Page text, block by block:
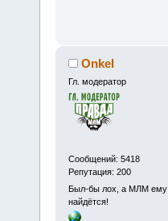
Onkel
Гл. модератор
Сообщений: 5418
Репутация: 200
Был-бы лох, а МЛМ ему
найдётся!